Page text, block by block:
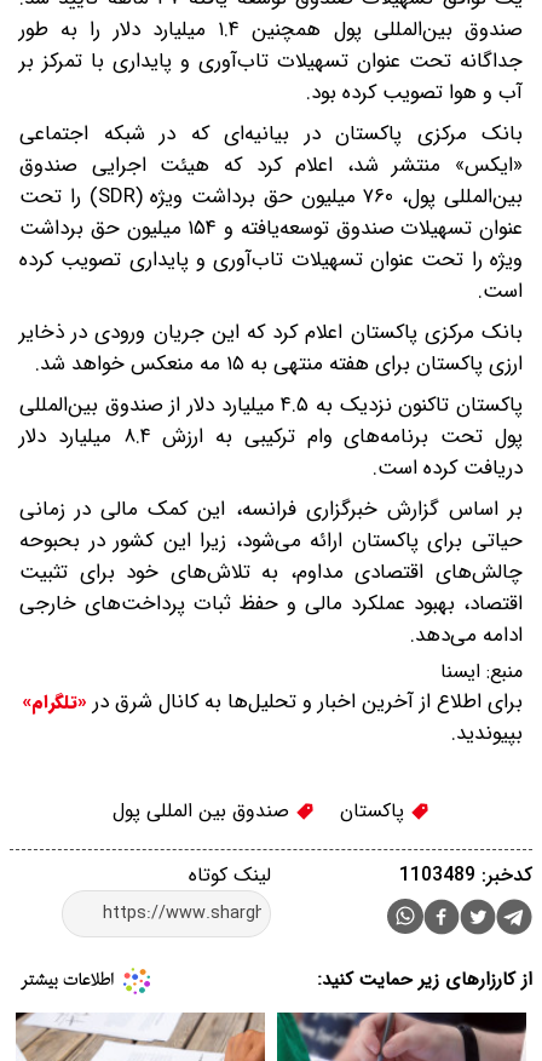
صندوق بین‌المللی پول همچنین ۱.۴ میلیارد دلار را به طور
جداگانه تحت عنوان تسهیلات تاب‌آوری و پایداری با تمرکز بر
آب و هوا تصویب کرده بود.
بانک مرکزی پاکستان در بیانیه‌ای که در شبکه اجتماعی
«ایکس» منتشر شد، اعلام کرد که هیئت اجرایی صندوق
بین‌المللی پول، ۷۶۰ میلیون حق برداشت ویژه (SDR) را تحت
عنوان تسهیلات صندوق توسعه‌یافته و ۱۵۴ میلیون حق برداشت
ویژه را تحت عنوان تسهیلات تاب‌آوری و پایداری تصویب کرده
است.
بانک مرکزی پاکستان اعلام کرد که این جریان ورودی در ذخایر
ارزی پاکستان برای هفته منتهی به ۱۵ مه منعکس خواهد شد.
پاکستان تاکنون نزدیک به ۴.۵ میلیارد دلار از صندوق بین‌المللی
پول تحت برنامه‌های وام ترکیبی به ارزش ۸.۴ میلیارد دلار
دریافت کرده است.
بر اساس گزارش خبرگزاری فرانسه، این کمک مالی در زمانی
حیاتی برای پاکستان ارائه می‌شود، زیرا این کشور در بحبوحه
چالش‌های اقتصادی مداوم، به تلاش‌های خود برای تثبیت
اقتصاد، بهبود عملکرد مالی و حفظ ثبات پرداخت‌های خارجی
ادامه می‌دهد.
منبع: ایسنا
برای اطلاع از آخرین اخبار و تحلیل‌ها به کانال شرق در «تلگرام»
بپیوندید.
پاکستان صندوق بین المللی پول
لینک کوتاه کدخبر: 1103489
از کارزارهای زیر حمایت کنید: